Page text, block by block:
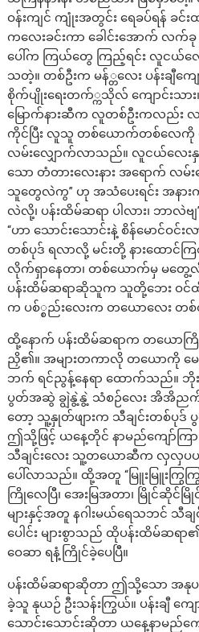
ဝန်းကျင် ကျုံးအတွင်း ရေခပ်ရန် ခင်း
ကလေးခင်းကာ ခေါင်းအောက် လ
ပေါ်က ကြယ်တွေ ကြည့်ရင်း လူငယ်လေး
သတဲ့။ တစ်ဦးက မန်္တလေး ပန်းချီကျ
စိုက်ပျိုးရေးတက်္ကသိုလ် ကျောင်းသား
မြောက်နားဆီက လူတစ်ဦးကလည်း
ကိုင်ပြီး လူသူ တစ်ယောက်တစ်လေကို
လမ်းလျှောက်လာသည်။ လူငယ်လေးနှစ်
သော တံတားလေးနား အရောက် လ
သူတွေလဲကွ” ဟု အသံပေးရင်း အနား
လဲလို့၊ ပန်းထိမ်ဆရာ ပါလား၊ ဘာလဲ
“ဟာ သောင်းသောင်းနဲ့ စိန်မောင်ဝင်း
တစ်ပုဒ် ရလာလို့ မင်းတို့ နားထောင်ကြ
လိုက်ရှာနေတာ၊ တစ်ယောက်မှ မတွေ့
ပန်းထိမ်ဆရာဆိုသူက သူတို့ဘေး ဝင်
က ပစ်္စည်းလေးက တယောလေး တ
ထို့နောက် ပန်းထိမ်ဆရာက တယောကြို
ညှိ၏။ အများတကာလို တယောကို မ
ဘက် ရင်ညွန့်နေရာ ထောက်သည်။ ဘိုး
ပွတ်အဆွဲ ချွဲနွဲ့နွဲ့ သံစဉ်လေး အိအိညက်
တော့ သူ့နှုတ်ဖျားက သီချင်းတစ်ပုဒ်
ဤသို့ဖြင့် ယနေ့တိုင် နာမည်ကျော်ကြာ
သီချင်းလေး သူ့တယောဆီက လှလှ
ပေါ်လာသည်။ ထို့အတူ “မြူးမြူးကြွကြွ
ကြိုလေပြီ၊ အေးမြအတာ၊ မြိုင်ဆိုင်မြို
များနှင့်အတူ နဂါးမယ်ရေသဘင် သီချင်
ပေါင်း များစွာသည် ထိုပန်းထိမ်ဆရ
ဝေဆာ ရနံ့ကြိုင်ခဲ့ပေပြီ။
ပန်းထိမ်ဆရာဆိုတာ ဤသို့သော အနုပ
ခဲ့သူ နုယဉ် ဦးသန်းကြွယ်။ ပန်းချီ က
သောင်းသောင်းဆိုတာ ယနေ့နာမည်